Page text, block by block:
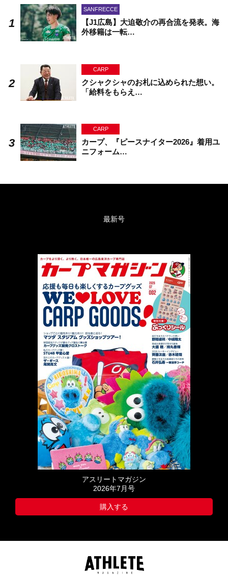
SANFRECCE
【J1広島】大迫敬介の再合流を発表。海
外移籍は一転…
CARP
クシャクシャのお札に込められた想い。
「給料をもらえ…
CARP
カープ、『ピースナイター2026』着用ユ
ニフォーム…
最新号
アスリートマガジン
2026年7月号
購入する